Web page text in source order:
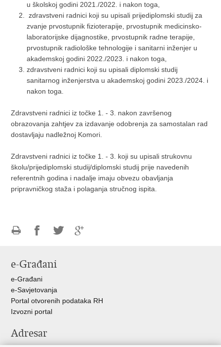
u školskoj godini 2021./2022. i nakon toga,
zdravstveni radnici koji su upisali prijediplomski studij za
zvanje prvostupnik fizioterapije, prvostupnik medicinsko-
laboratorijske dijagnostike, prvostupnik radne terapije,
prvostupnik radiološke tehnologije i sanitarni inženjer u
akademskoj godini 2022./2023. i nakon toga,
zdravstveni radnici koji su upisali diplomski studij
sanitarnog inženjerstva u akademskoj godini 2023./2024. i
nakon toga.
Zdravstveni radnici iz točke 1. - 3. nakon završenog
obrazovanja zahtjev za izdavanje odobrenja za samostalan rad
dostavljaju nadležnoj Komori.
Zdravstveni radnici iz točke 1. - 3. koji su upisali strukovnu
školu/prijediplomski studij/diplomski studij prije navedenih
referentnih godina i nadalje imaju obvezu obavljanja
pripravničkog staža i polaganja stručnog ispita.
FacebookuTwitteru
e-Građani
e-Građani
e-Savjetovanja
Portal otvorenih podataka RH
Izvozni portal
Adresar